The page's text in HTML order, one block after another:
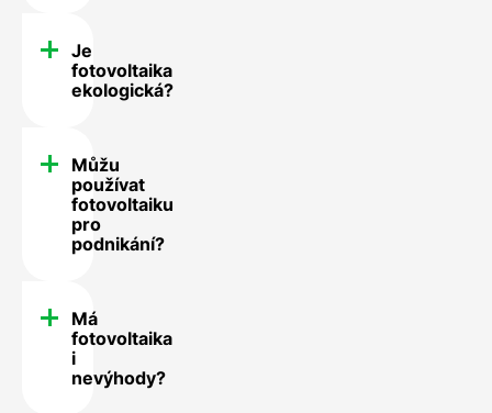
Je
fotovoltaika
ekologická?
Můžu
používat
fotovoltaiku
pro
podnikání?
Má
fotovoltaika
i
nevýhody?